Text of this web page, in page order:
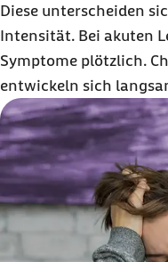
Diese unterscheiden
Intensität. Bei akuten
Symptome plötzlich.
entwickeln sich